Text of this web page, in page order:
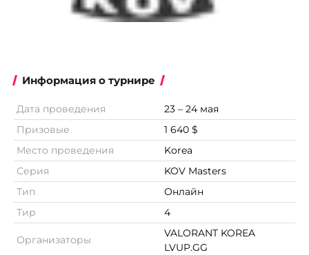
Информация о турнире
Дата проведения
23 – 24 мая
Призовые
1 640 $
Место проведения
Korea
Серия
KOV Masters
Тип
Онлайн
Тир
4
Организаторы
VALORANT KOREA
LVUP.GG